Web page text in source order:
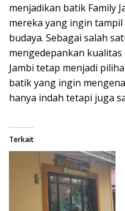
menjadikan batik Family
mereka yang ingin
budaya. Sebagai salah
mengedepankan kualitas
Jambi tetap menjadi
batik yang ingin
hanya indah tetapi juga
Terkait